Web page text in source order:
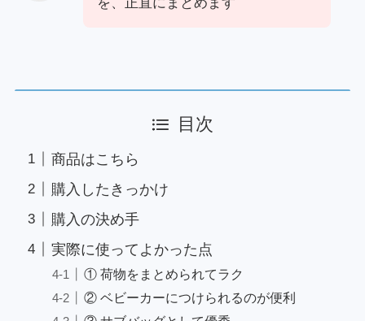
目次
商品はこちら
購入したきっかけ
購入の決め手
実際に使ってよかった点
① 荷物をまとめられてラク
② ベビーカーにつけられるのが便利